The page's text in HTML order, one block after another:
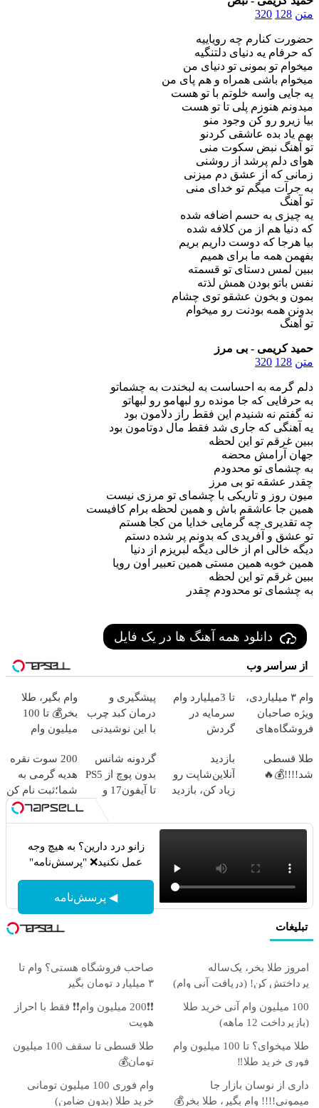
متن 128
320
حضورت کنارم چه رویاییه
که حرفام یه دنیای دلتنگیه
میخوام تو بمونی تو دنیای من
میخوام باشی همراه و هم پای من
یه جایی واسه خلوتم با تو هست
میدونم هنوزم پلی تا تو هست
بیا زیرو رو کن وجود منو
بهم یاد بده عاشقی کردنو
تو آهنگ نبض سکوت منی
هوای دلم پرشد از روشنی
زمانی که از عشق دم میزنی
به جرآت میگم تو خدای منی
تو آهنگ
یه چیزی به حسم اضافه شده
که دنیا هم از من کلافه شده
بیا هرجا که دوست داریم بریم
بفهمن همه ما برای همیم
ببین لمس دستای تو قسمته
نفس باتو بودن همش لذته
بمون و بخون عشقو توی چشام
بدونن همه بودنت رو میخوام
تو آهنگ
حمید کریمی - بی مرز
متن 128
320
دلم گرمه به احساست به لبخندت به چشماتو
به حرفایی که جا مونده رو لبهامو رو لبهاتو
نه گفتم نه شنیدم این فقط راز دلامون بود
یه آهنگی که جاری شد فقط مال دوتامون بود
ببین غرقم تو این لحظه
جهان آرامش محضه
به چشمای تو محدودم
چقدر عشقه تو بی مرز
میون روز و تاریکی با چشمای تو مرزی نیست
همین جا عاشقم باش و همین لحظه برام کافیست
چه تقدیری چه گرمایی خدایا من کجا هستم
تو عشق و آفریدی که بدونم پر شده دستم
دیگه خالی ام از خالی دیگه لبریزم از دنیا
همین خوبه همین مستی همین تعبیر اون رویا
ببین غرقم تو این لحظه
به چشمای تو محدودم چقدر
دانلود همه آهنگ ها در یک فایل
از سراسر وب
وام ۳ میلیاردی،
ویژه صاحبان
فروشگاه‌های
تا 3میلیارد وام
سرمایه در
گردش
فروشگاهت رو
ثبت کن
پیشگیری و
درمان کبد چرب
با این نوشیدنی
وام بگیر، طلا
بخر💰 تا 100
میلیون وام
ضامن
طلا قسطی
شد!!!!💰🔥
بازدید
آنلاین‌شاپت رو
زیاد کن، بازدید
بیشتر
گردونه شانس
بدون پوچ از PS5
تا آیفون17 و
200 سوت نقره
هدیه گرمی به
شما؛ثبت نام کن
زانو درد دارین؟ به هیچ وجه
عمل نکنید❌ "پرسش‌نامه"
◀ پرسش‌نامه
تبلیغات
امروز طلا بخر، یک‌ساله
پرداختش کن! (دریافت آنی وام)
صاحب فروشگاه هستی؟ وام تا
۳ میلیارد تومان بگیر
100 میلیون وام آنی خرید طلا
(بازپرداخت 12 ماهه)
❗❗200 میلیون وام❗❗ فقط با احراز
هویت
طلا میخوای؟ تا 100 میلیون وام
فوری خرید طلا‼️
طلا قسطی تا سقف 100 میلیون
تومان💰
داری از نوسان بازار جا
میمونی!!!! وام بگیر، طلا بخر💰
وام فوری 100 میلیون تومانی
خرید طلا (بدون ضامن)